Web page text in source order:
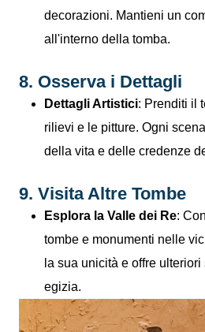
decorazioni. Mantieni un
all'interno della tomba.
8. Osserva i Dettagli
Dettagli Artistici: Prenditi il
rilievi e le pitture. Ogni
della vita e delle credenze
9. Visita Altre Tombe
Esplora la Valle dei Re:
tombe e monumenti nelle
la sua unicità e offre
egizia.